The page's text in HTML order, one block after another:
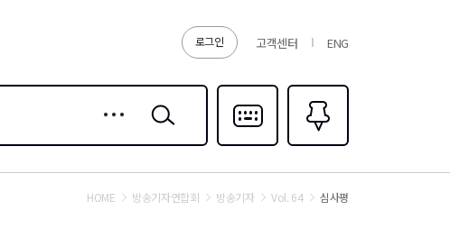
로그인 고객센터 ENG
검색
다국어입력
즐겨찾기0
HOME 방송기자연합회 방송기자 Vol. 64 심사평